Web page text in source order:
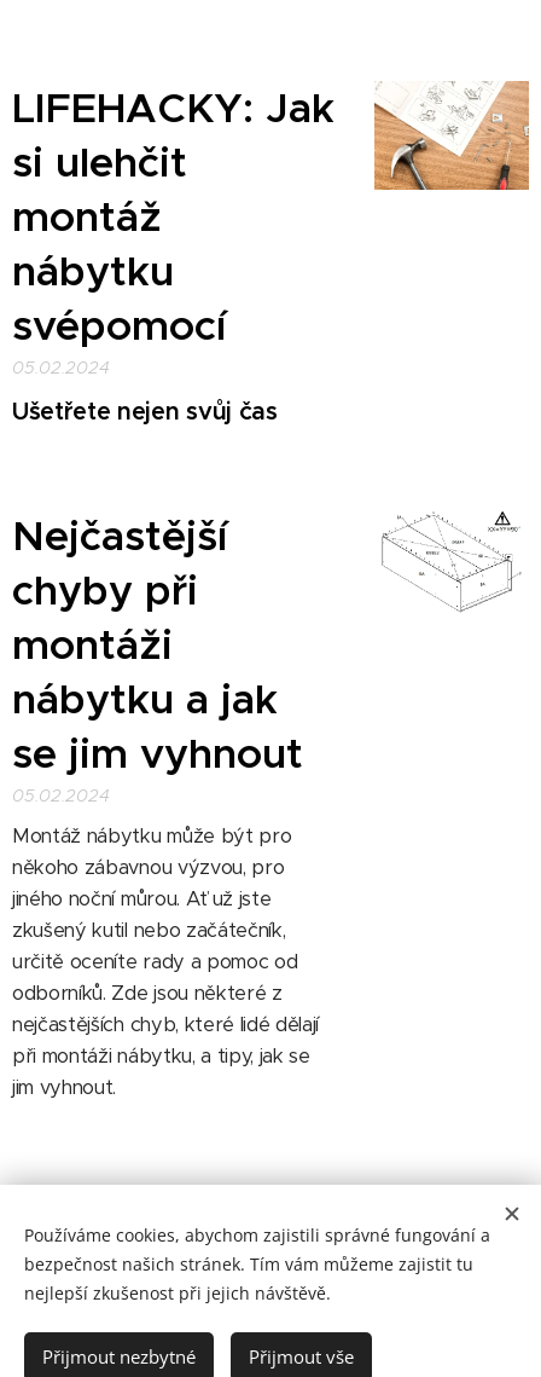
LIFEHACKY: Jak
si ulehčit
montáž
nábytku
svépomocí
05.02.2024
Ušetřete nejen svůj čas
Nejčastější
chyby při
montáži
nábytku a jak
se jim vyhnout
05.02.2024
Montáž nábytku může být pro
někoho zábavnou výzvou, pro
jiného noční můrou. Ať už jste
zkušený kutil nebo začátečník,
určitě oceníte rady a pomoc od
odborníků. Zde jsou některé z
nejčastějších chyb, které lidé dělají
při montáži nábytku, a tipy, jak se
jim vyhnout.
Obrázky poskytl
Vytvořeno službouWebnode
Používáme cookies, abychom zajistili správné fungování a
bezpečnost našich stránek. Tím vám můžeme zajistit tu
nejlepší zkušenost při jejich návštěvě.
Přijmout nezbytné Přijmout vše